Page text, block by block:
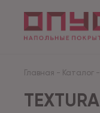
Главная - Каталог -
TEXTURA